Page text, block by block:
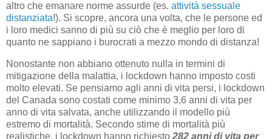
altro che emanare norme assurde (es. attività sessuale
distanziata!). Si scopre, ancora una volta, che le persone ed
i loro medici sanno di più su ciò che è meglio per loro di
quanto ne sappiano i burocrati a mezzo mondo di distanza!
Nonostante non abbiano ottenuto nulla in termini di
mitigazione della malattia, i lockdown hanno imposto costi
molto elevati. Se pensiamo agli anni di vita persi, i lockdown
del Canada sono costati come minimo 3,6 anni di vita per
anno di vita salvata, anche utilizzando il modello più
estremo di mortalità. Secondo stime di mortalità più
realistiche, i lockdown hanno richiesto 282 anni di vita per